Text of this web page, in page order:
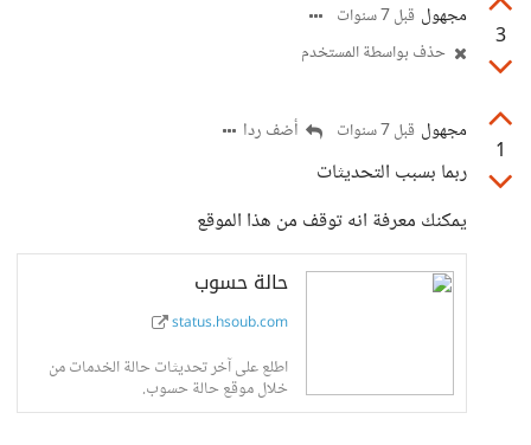
3
مجهول قبل 7 سنوات
حذف بواسطة المستخدم
1
مجهول قبل 7 سنوات أضف ردا
ربما بسبب التحديثات
يمكنك معرفة انه توقف من هذا الموقع
حالة حسوب
status.hsoub.com
اطلع على آخر تحديثات حالة الخدمات من
خلال موقع حالة حسوب.